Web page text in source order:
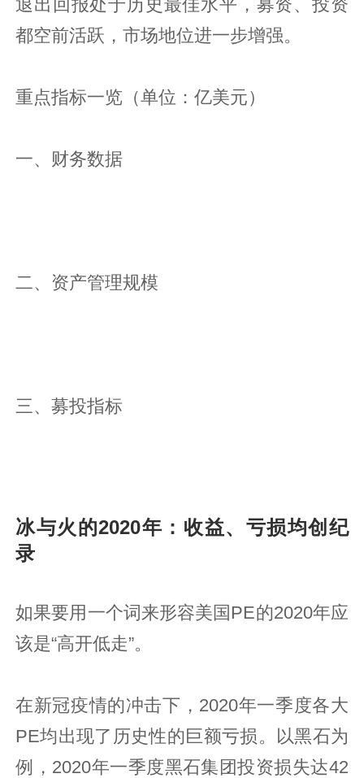
退出回报处于历史最佳水平，募资、投资
都空前活跃，市场地位进一步增强。
重点指标一览（单位：亿美元）
一、财务数据
二、资产管理规模
三、募投指标
冰与火的2020年：收益、亏损均创纪
录
如果要用一个词来形容美国PE的2020年应
该是“高开低走”。
在新冠疫情的冲击下，2020年一季度各大
PE均出现了历史性的巨额亏损。以黑石为
例，2020年一季度黑石集团投资损失达42